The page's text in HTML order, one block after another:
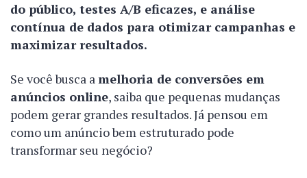
do público, testes A/B eficazes, e análise
contínua de dados para otimizar campanhas e
maximizar resultados.
Se você busca amelhoria de conversões em
anúncios online, saiba que pequenas mudanças
podem gerar grandes resultados. Já pensou em
como um anúncio bem estruturado pode
transformar seu negócio?